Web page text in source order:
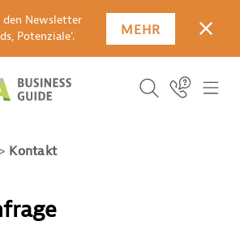
den Newsletter
Potenziale'.
MEHR
ICON
Suchbegriff
SUCHEN
Icon Link
Kontakt